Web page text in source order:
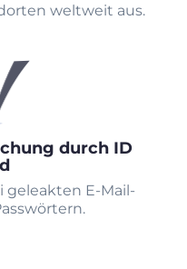
weltweit aus.
durch ID
geleakten E-Mail-